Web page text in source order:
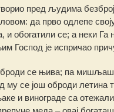
пред људима
да прво одлепе
се; а неки Га
Господ је испричао
оброди се њива; па
се још оброди летина
и винограде са